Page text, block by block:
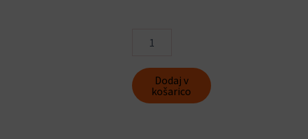
zapah
2
BDB-
002
Dodaj v
košarico